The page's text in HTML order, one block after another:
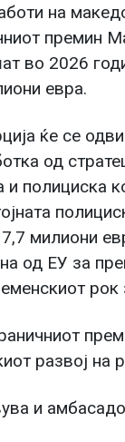
на
премин
во 2026
евра.
ќе се
од
и полициска
милиони
од ЕУ за
развој на
и